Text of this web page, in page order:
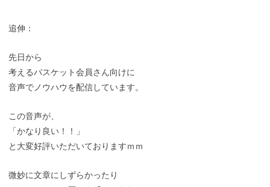
追伸：
先日から
考えるバスケット会員さん向けに
音声でノウハウを配信しています。
この音声が、
「かなり良い！！」
と大変好評いただいておりますｍｍ
微妙に文章にしずらかったり